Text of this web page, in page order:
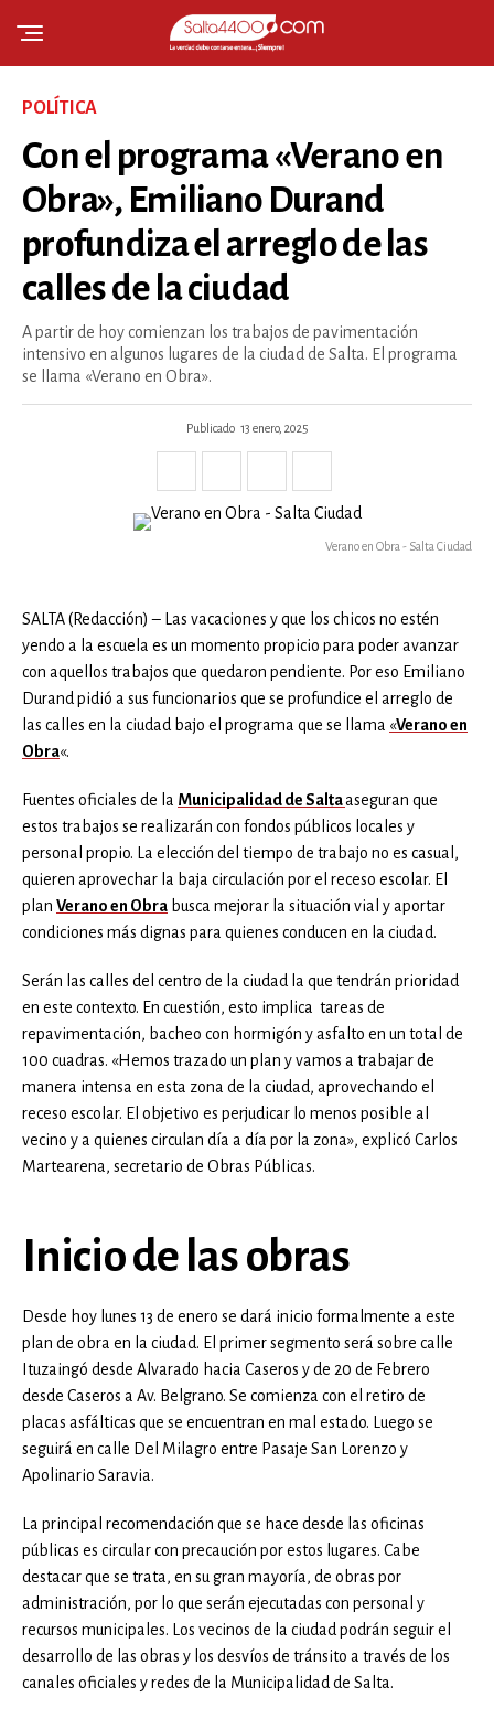
POLÍTICA
Con el programa «Verano en
Obra», Emiliano Durand
profundiza el arreglo de las
calles de la ciudad
A partir de hoy comienzan los trabajos de pavimentación
intensivo en algunos lugares de la ciudad de Salta. El programa
se llama «Verano en Obra».
Publicado 13 enero, 2025
Verano en Obra - Salta Ciudad
SALTA (Redacción) – Las vacaciones y que los chicos no estén
yendo a la escuela es un momento propicio para poder avanzar
con aquellos trabajos que quedaron pendiente. Por eso Emiliano
Durand pidió a sus funcionarios que se profundice el arreglo de
las calles en la ciudad bajo el programa que se llama «Verano en
Obra«.
Fuentes oficiales de la Municipalidad de Saltaaseguran que
estos trabajos se realizarán con fondos públicos locales y
personal propio. La elección del tiempo de trabajo no es casual,
quieren aprovechar la baja circulación por el receso escolar. El
plan Verano en Obra busca mejorar la situación vial y aportar
condiciones más dignas para quienes conducen en la ciudad.
Serán las calles del centro de la ciudad la que tendrán prioridad
en este contexto. En cuestión, esto implica tareas de
repavimentación, bacheo con hormigón y asfalto en un total de
100 cuadras. «Hemos trazado un plan y vamos a trabajar de
manera intensa en esta zona de la ciudad, aprovechando el
receso escolar. El objetivo es perjudicar lo menos posible al
vecino y a quienes circulan día a día por la zona», explicó Carlos
Martearena, secretario de Obras Públicas.
Inicio de las obras
Desde hoy lunes 13 de enero se dará inicio formalmente a este
plan de obra en la ciudad. El primer segmento será sobre calle
Ituzaingó desde Alvarado hacia Caseros y de 20 de Febrero
desde Caseros a Av. Belgrano. Se comienza con el retiro de
placas asfálticas que se encuentran en mal estado. Luego se
seguirá en calle Del Milagro entre Pasaje San Lorenzo y
Apolinario Saravia.
La principal recomendación que se hace desde las oficinas
públicas es circular con precaución por estos lugares. Cabe
destacar que se trata, en su gran mayoría, de obras por
administración, por lo que serán ejecutadas con personal y
recursos municipales. Los vecinos de la ciudad podrán seguir el
desarrollo de las obras y los desvíos de tránsito a través de los
canales oficiales y redes de la Municipalidad de Salta.